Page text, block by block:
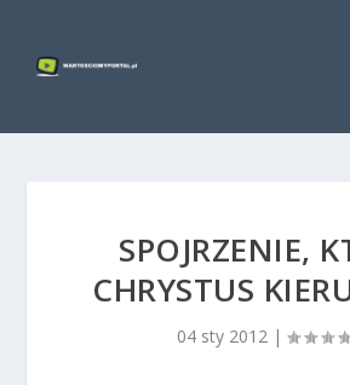
SPOJRZENIE,
CHRYSTUS
04 sty 2012|